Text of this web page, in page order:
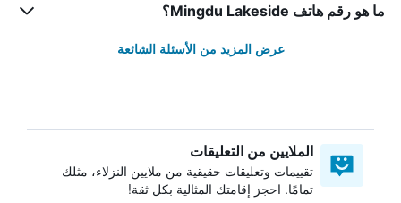
ما هو رقم هاتف Mingdu Lakeside؟
عرض المزيد من الأسئلة الشائعة
الملايين من التعليقات
تقييمات وتعليقات حقيقية من ملايين النزلاء، مثلك
تمامًا. احجز إقامتك المثالية بكل ثقة!